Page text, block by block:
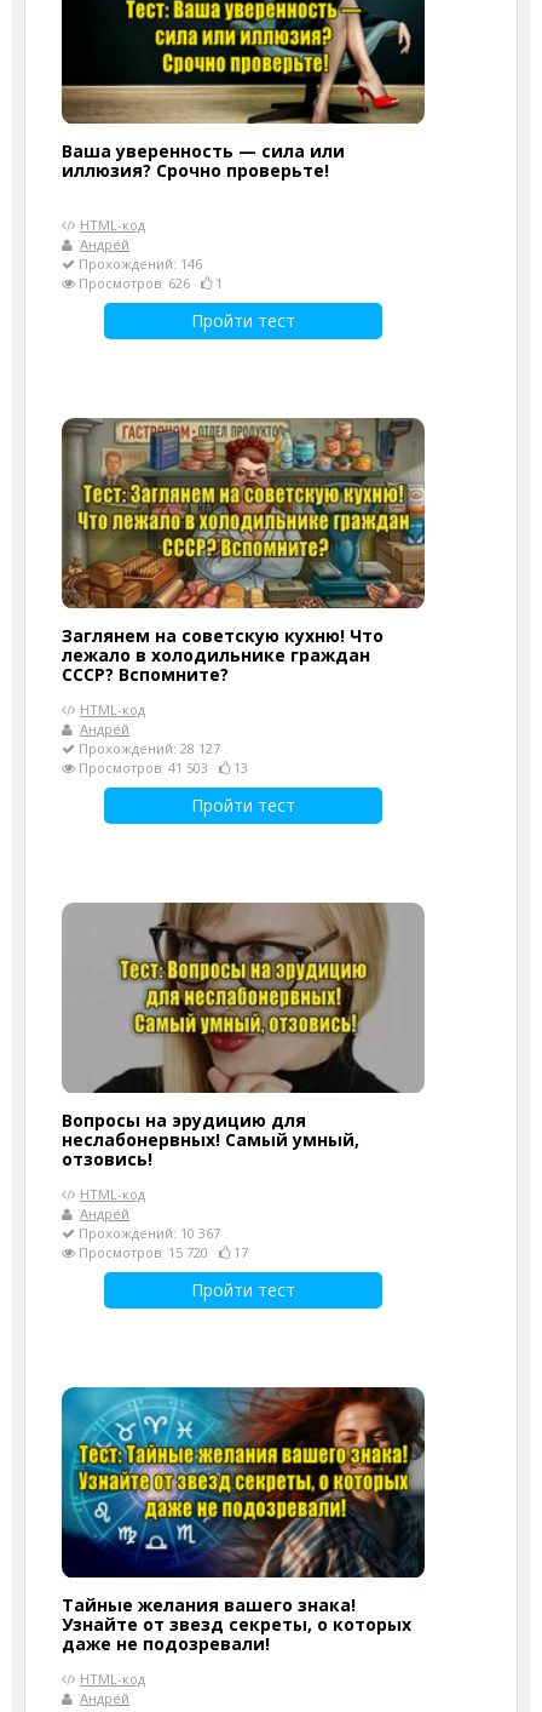
Ваша уверенность — сила или
иллюзия? Срочно проверьте!
HTML-код
Андрей
Прохождений: 146
Просмотров: 626
1
Пройти тест
Заглянем на советскую кухню! Что
лежало в холодильнике граждан
СССР? Вспомните?
HTML-код
Андрей
Прохождений: 28 127
Просмотров: 41 503
13
Пройти тест
Вопросы на эрудицию для
неслабонервных! Самый умный,
отзовись!
HTML-код
Андрей
Прохождений: 10 367
Просмотров: 15 720
17
Пройти тест
Тайные желания вашего знака!
Узнайте от звезд секреты, о которых
даже не подозревали!
HTML-код
Андрей